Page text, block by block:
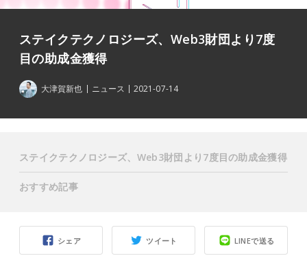
ステイクテクノロジーズ、Web3財団より7度
目の助成金獲得
大津賀新也 ニュース 2021-07-14
シェア ツイート LINEで送る
ステイクテクノロジーズ、Web3財団より7度目の助成金獲得
おすすめ記事